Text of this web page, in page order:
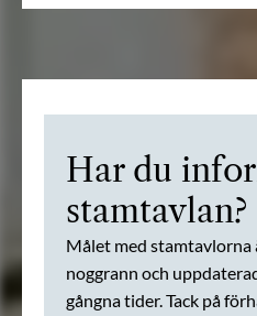
Har du
stamtavlan?
Målet med stamtavlorna
noggrann och
gångna tider. Tack på